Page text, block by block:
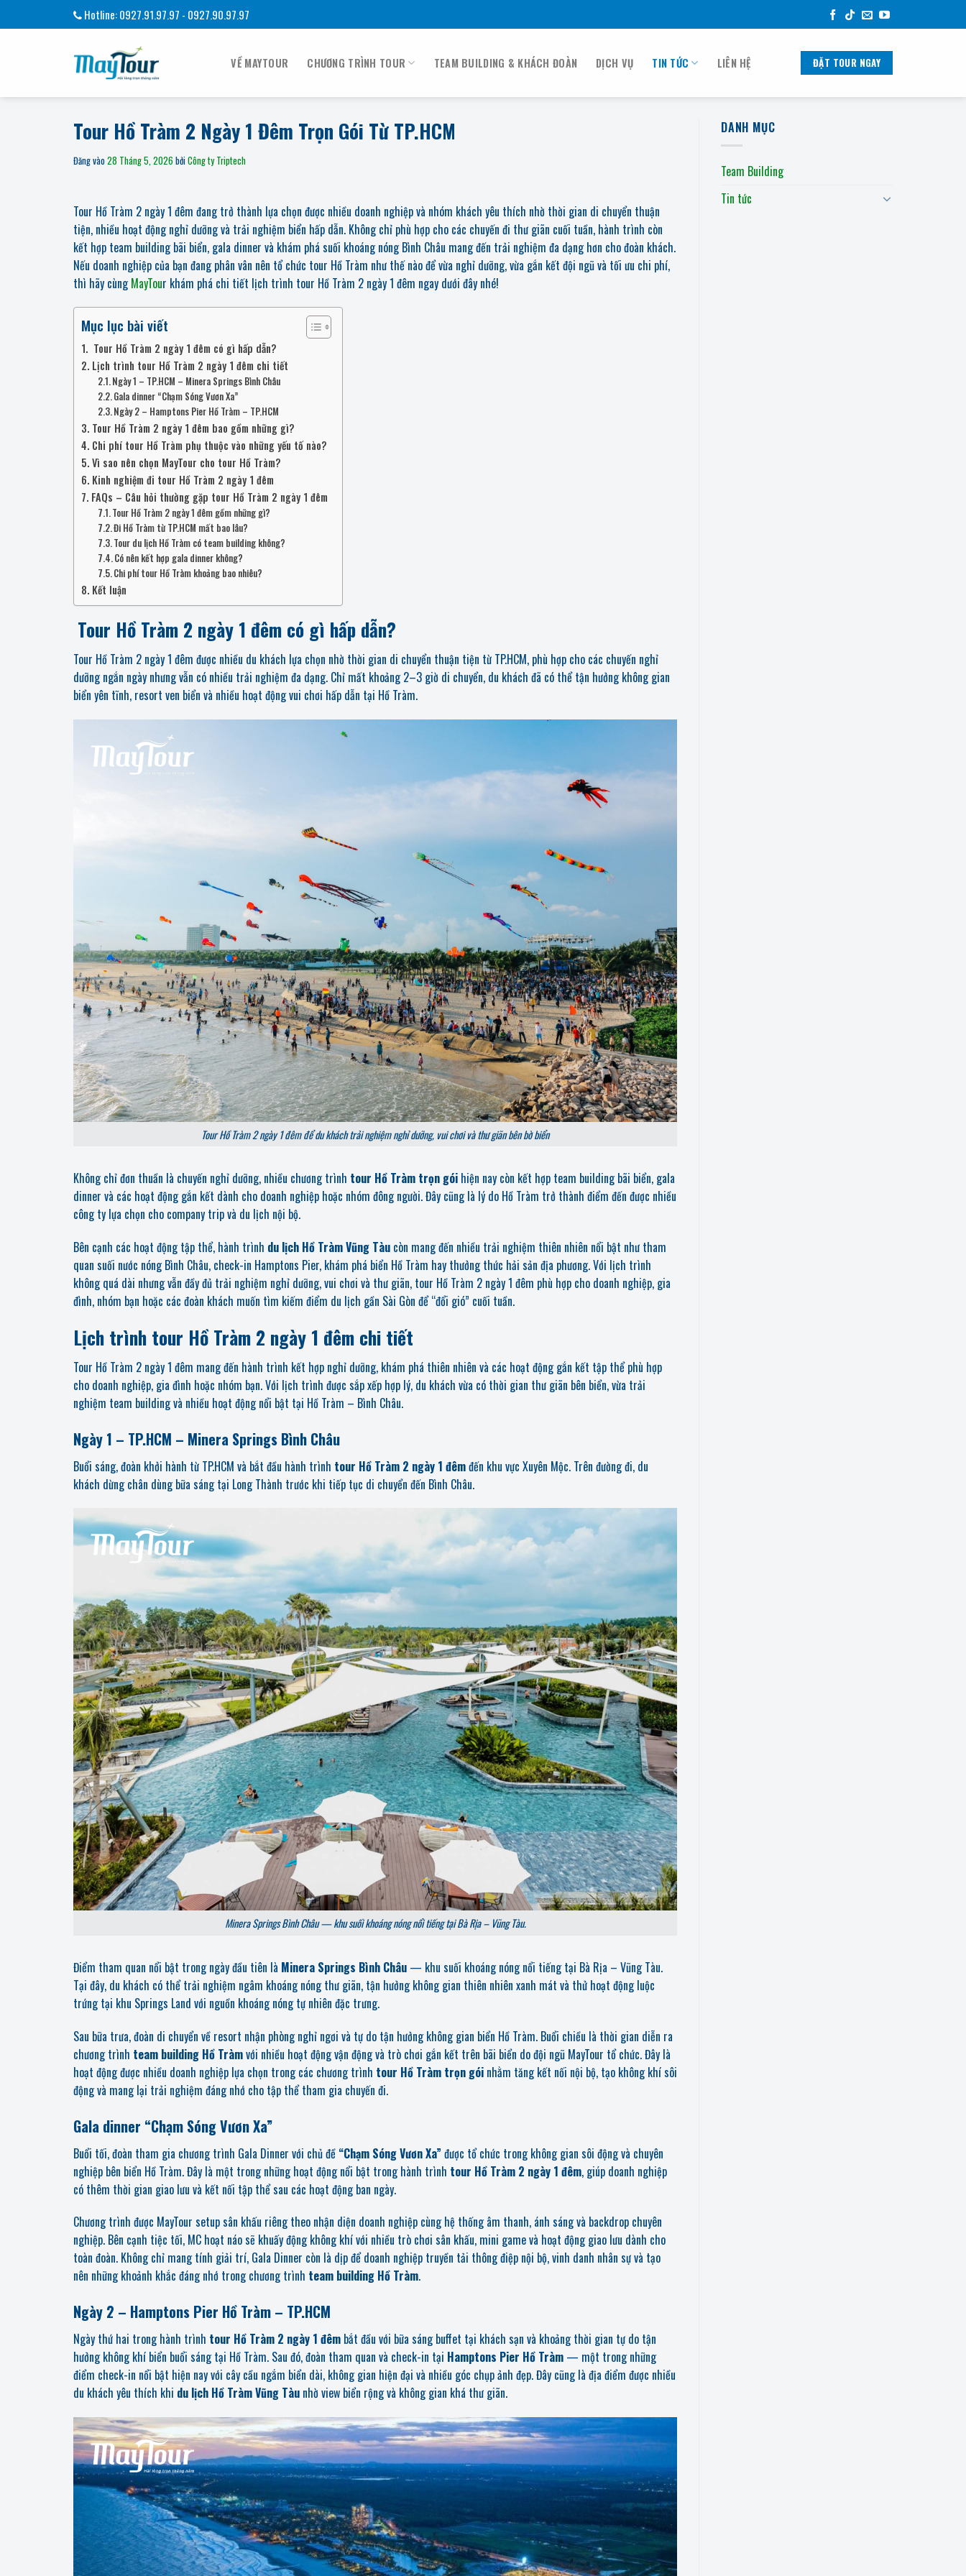
qua
Hotline: 0927.91.97.97 - 0927.90.97.97
VỀ MAYTOUR CHƯƠNG TRÌNH TOUR TEAM BUILDING & KHÁCH ĐOÀN DỊCH VỤ TIN TỨC LIÊN HỆ ĐẶT TOUR NGAY
Tour Hồ Tràm 2 Ngày 1 Đêm Trọn Gói Từ TP.HCM
Đăng vào 28 Tháng 5, 2026 bởi Công ty Triptech
Tour Hồ Tràm 2 ngày 1 đêm đang trở thành lựa chọn được nhiều doanh nghiệp và nhóm khách yêu thích nhờ thời gian di chuyển thuận
tiện, nhiều hoạt động nghỉ dưỡng và trải nghiệm biển hấp dẫn. Không chỉ phù hợp cho các chuyến đi thư giãn cuối tuần, hành trình còn
kết hợp team building bãi biển, gala dinner và khám phá suối khoáng nóng Bình Châu mang đến trải nghiệm đa dạng hơn cho đoàn khách.
Nếu doanh nghiệp của bạn đang phân vân nên tổ chức tour Hồ Tràm như thế nào để vừa nghỉ dưỡng, vừa gắn kết đội ngũ và tối ưu chi phí,
thì hãy cùng MayTour khám phá chi tiết lịch trình tour Hồ Tràm 2 ngày 1 đêm ngay dưới đây nhé!
Mục lục bài viết
Tour Hồ Tràm 2 ngày 1 đêm có gì hấp dẫn?
Lịch trình tour Hồ Tràm 2 ngày 1 đêm chi tiết
Ngày 1 – TP.HCM – Minera Springs Bình Châu
Gala dinner “Chạm Sóng Vươn Xa”
Ngày 2 – Hamptons Pier Hồ Tràm – TP.HCM
Tour Hồ Tràm 2 ngày 1 đêm bao gồm những gì?
Chi phí tour Hồ Tràm phụ thuộc vào những yếu tố nào?
Vì sao nên chọn MayTour cho tour Hồ Tràm?
Kinh nghiệm đi tour Hồ Tràm 2 ngày 1 đêm
FAQs – Câu hỏi thường gặp tour Hồ Tràm 2 ngày 1 đêm
Tour Hồ Tràm 2 ngày 1 đêm gồm những gì?
Đi Hồ Tràm từ TP.HCM mất bao lâu?
Tour du lịch Hồ Tràm có team building không?
Có nên kết hợp gala dinner không?
Chi phí tour Hồ Tràm khoảng bao nhiêu?
Kết luận
Tour Hồ Tràm 2 ngày 1 đêm có gì hấp dẫn?
Tour Hồ Tràm 2 ngày 1 đêm được nhiều du khách lựa chọn nhờ thời gian di chuyển thuận tiện từ TP.HCM, phù hợp cho các chuyến nghỉ
dưỡng ngắn ngày nhưng vẫn có nhiều trải nghiệm đa dạng. Chỉ mất khoảng 2–3 giờ di chuyển, du khách đã có thể tận hưởng không gian
biển yên tĩnh, resort ven biển và nhiều hoạt động vui chơi hấp dẫn tại Hồ Tràm.
Tour Hồ Tràm 2 ngày 1 đêm để du khách trải nghiệm nghỉ dưỡng, vui chơi và thư giãn bên bờ biển
Không chỉ đơn thuần là chuyến nghỉ dưỡng, nhiều chương trình tour Hồ Tràm trọn gói hiện nay còn kết hợp team building bãi biển, gala
dinner và các hoạt động gắn kết dành cho doanh nghiệp hoặc nhóm đông người. Đây cũng là lý do Hồ Tràm trở thành điểm đến được nhiều
công ty lựa chọn cho company trip và du lịch nội bộ.
Bên cạnh các hoạt động tập thể, hành trình du lịch Hồ Tràm Vũng Tàu còn mang đến nhiều trải nghiệm thiên nhiên nổi bật như tham
quan suối nước nóng Bình Châu, check-in Hamptons Pier, khám phá biển Hồ Tràm hay thưởng thức hải sản địa phương.Với lịch trình
không quá dài nhưng vẫn đầy đủ trải nghiệm nghỉ dưỡng, vui chơi và thư giãn, tour Hồ Tràm 2 ngày 1 đêm phù hợp cho doanh nghiệp, gia
đình, nhóm bạn hoặc các đoàn khách muốn tìm kiếm điểm du lịch gần Sài Gòn để “đổi gió” cuối tuần.
Lịch trình tour Hồ Tràm 2 ngày 1 đêm chi tiết
Tour Hồ Tràm 2 ngày 1 đêm mang đến hành trình kết hợp nghỉ dưỡng, khám phá thiên nhiên và các hoạt động gắn kết tập thể phù hợp
cho doanh nghiệp, gia đình hoặc nhóm bạn. Với lịch trình được sắp xếp hợp lý, du khách vừa có thời gian thư giãn bên biển, vừa trải
nghiệm team building và nhiều hoạt động nổi bật tại Hồ Tràm – Bình Châu.
Ngày 1 – TP.HCM – Minera Springs Bình Châu
Buổi sáng, đoàn khởi hành từ TP.HCM và bắt đầu hành trình tour Hồ Tràm 2 ngày 1 đêmđến khu vực Xuyên Mộc. Trên đường đi, du
khách dừng chân dùng bữa sáng tại Long Thành trước khi tiếp tục di chuyển đến Bình Châu.
Minera Springs Bình Châu — khu suối khoáng nóng nổi tiếng tại Bà Rịa – Vũng Tàu.
Điểm tham quan nổi bật trong ngày đầu tiên là Minera Springs Bình Châu — khu suối khoáng nóng nổi tiếng tại Bà Rịa – Vũng Tàu.
Tại đây, du khách có thể trải nghiệm ngâm khoáng nóng thư giãn, tận hưởng không gian thiên nhiên xanh mát và thử hoạt động luộc
trứng tại khu Springs Land với nguồn khoáng nóng tự nhiên đặc trưng.
Sau bữa trưa, đoàn di chuyển về resort nhận phòng nghỉ ngơi và tự do tận hưởng không gian biển Hồ Tràm. Buổi chiều là thời gian diễn ra
chương trình team building Hồ Tràmvới nhiều hoạt động vận động và trò chơi gắn kết trên bãi biển do đội ngũ MayTour tổ chức.Đây là
hoạt động được nhiều doanh nghiệp lựa chọn trong các chương trình tour Hồ Tràm trọn gói nhằm tăng kết nối nội bộ, tạo không khí sôi
động và mang lại trải nghiệm đáng nhớ cho tập thể tham gia chuyến đi.
Gala dinner “Chạm Sóng Vươn Xa”
Buổi tối, đoàn tham gia chương trình Gala Dinner với chủ đề “Chạm Sóng Vươn Xa” được tổ chức trong không gian sôi động và chuyên
nghiệp bên biển Hồ Tràm. Đây là một trong những hoạt động nổi bật trong hành trình tour Hồ Tràm 2 ngày 1 đêm, giúp doanh nghiệp
có thêm thời gian giao lưu và kết nối tập thể sau các hoạt động ban ngày.
Chương trình được MayTour setup sân khấu riêng theo nhận diện doanh nghiệp cùng hệ thống âm thanh, ánh sáng và backdrop chuyên
nghiệp. Bên cạnh tiệc tối, MC hoạt náo sẽ khuấy động không khí với nhiều trò chơi sân khấu, mini game và hoạt động giao lưu dành cho
toàn đoàn. Không chỉ mang tính giải trí, Gala Dinner còn là dịp để doanh nghiệp truyền tải thông điệp nội bộ, vinh danh nhân sự và tạo
nên những khoảnh khắc đáng nhớ trong chương trình team building Hồ Tràm.
Ngày 2 – Hamptons Pier Hồ Tràm – TP.HCM
Ngày thứ hai trong hành trình tour Hồ Tràm 2 ngày 1 đêm bắt đầu với bữa sáng buffet tại khách sạn và khoảng thời gian tự do tận
hưởng không khí biển buổi sáng tại Hồ Tràm. Sau đó, đoàn tham quan và check-in tại Hamptons Pier Hồ Tràm — một trong những
điểm check-in nổi bật hiện nay với cây cầu ngắm biển dài, không gian hiện đại và nhiều góc chụp ảnh đẹp. Đây cũng là địa điểm được nhiều
du khách yêu thích khi du lịch Hồ Tràm Vũng Tàu nhờ view biển rộng và không gian khá thư giãn.
DANH MỤC
Team Building
Tin tức